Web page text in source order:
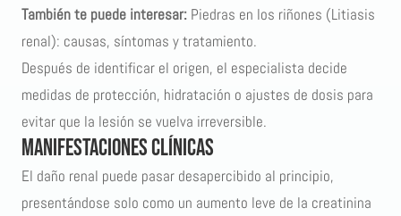
También te puede interesar: Piedras en los riñones (Litiasis
renal): causas, síntomas y tratamiento.
Después de identificar el origen, el especialista decide
medidas de protección, hidratación o ajustes de dosis para
evitar que la lesión se vuelva irreversible.
Manifestaciones clínicas
El daño renal puede pasar desapercibido al principio,
presentándose solo como un aumento leve de la creatinina